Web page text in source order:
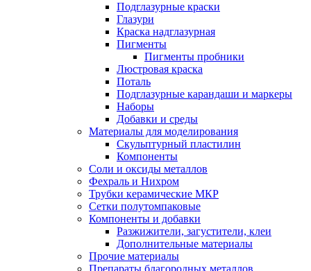
Подглазурные краски
Глазури
Краска надглазурная
Пигменты
Пигменты пробники
Люстровая краска
Поталь
Подглазурные карандаши и маркеры
Наборы
Добавки и среды
Материалы для моделирования
Скульптурный пластилин
Компоненты
Соли и оксиды металлов
Фехраль и Нихром
Трубки керамические МКР
Сетки полутомпаковые
Компоненты и добавки
Разжижители, загустители, клеи
Дополнительные материалы
Прочие материалы
Препараты благородных металлов